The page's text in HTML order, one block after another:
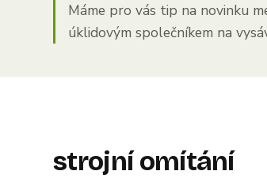
Máme pro vás tip na novinku
úklidovým společníkem na
strojní omítání